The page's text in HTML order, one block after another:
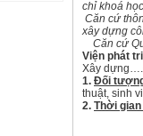
chỉ khoá
Căn cứ
xây dựng
Căn cứ
Viện phát
Xây
1. Đối
thuật, sinh
2. Thời
- Lớp